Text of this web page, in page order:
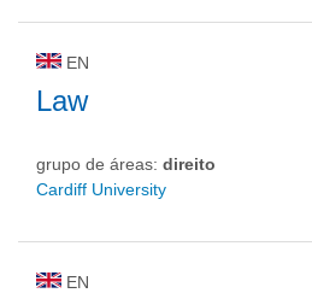
EN
Law
grupo de áreas: direito
Cardiff University
EN